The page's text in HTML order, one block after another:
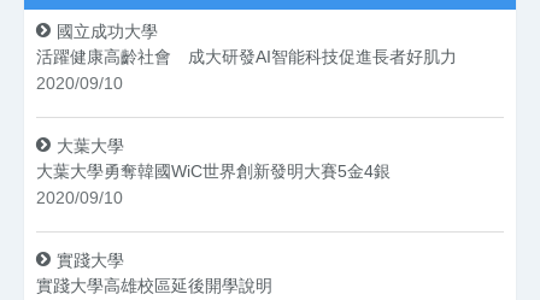
國立成功大學
活躍健康高齡社會 成大研發AI智能科技促進長者好肌力
2020/09/10
大葉大學
大葉大學勇奪韓國WiC世界創新發明大賽5金4銀
2020/09/10
實踐大學
實踐大學高雄校區延後開學說明